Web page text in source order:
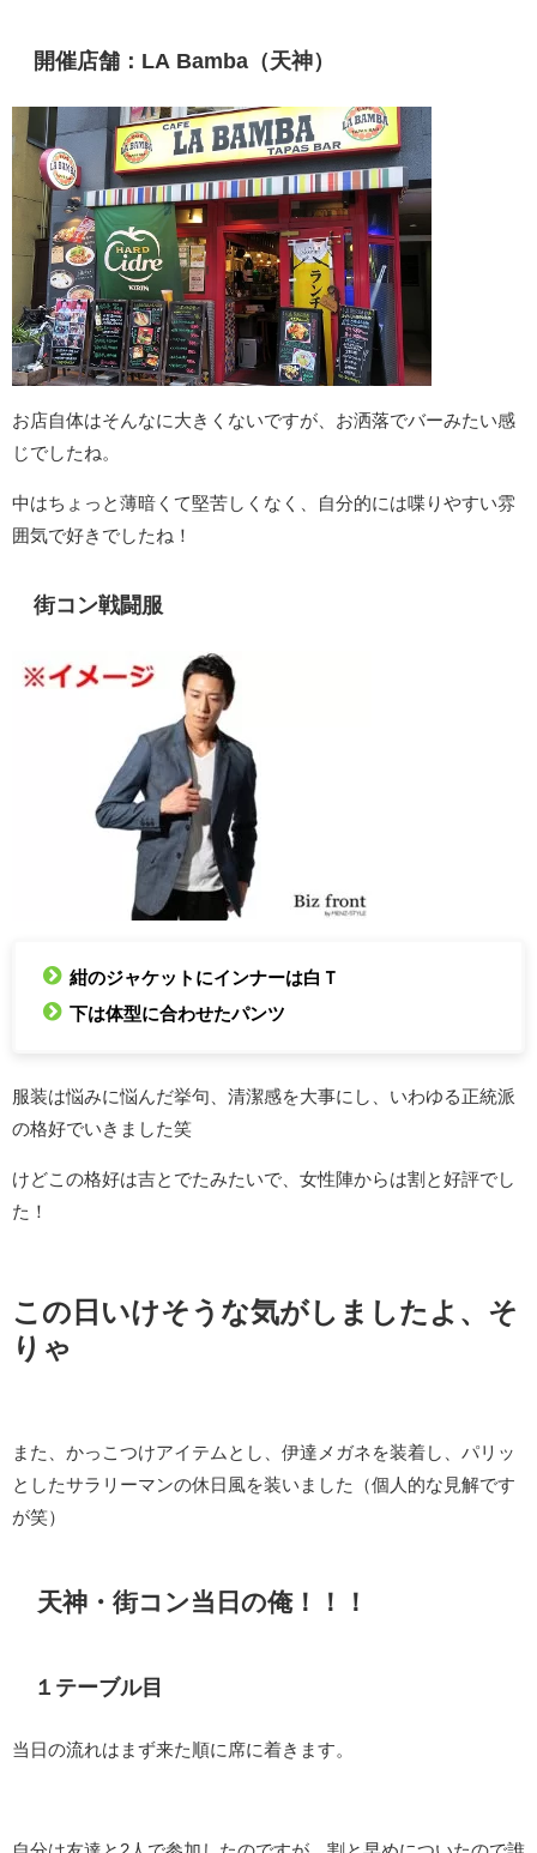
開催店舗：LA Bamba（天神）
お店自体はそんなに大きくないですが、お洒落でバーみたい感
じでしたね。
中はちょっと薄暗くて堅苦しくなく、自分的には喋りやすい雰
囲気で好きでしたね！
街コン戦闘服
紺のジャケットにインナーは白Ｔ
下は体型に合わせたパンツ
服装は悩みに悩んだ挙句、清潔感を大事にし、いわゆる正統派
の格好でいきました笑
けどこの格好は吉とでたみたいで、女性陣からは割と好評でし
た！
この日いけそうな気がしましたよ、そ
りゃ
また、かっこつけアイテムとし、伊達メガネを装着し、パリッ
としたサラリーマンの休日風を装いました（個人的な見解です
が笑）
天神・街コン当日の俺！！！
１テーブル目
当日の流れはまず来た順に席に着きます。